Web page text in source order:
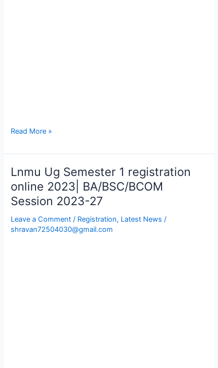
Read More »
Lnmu Ug Semester 1 registration
online 2023| BA/BSC/BCOM
Session 2023-27
Leave a Comment / Registration, Latest News /
shravan72504030@gmail.com
Lnmu
Semester
1
registration
online